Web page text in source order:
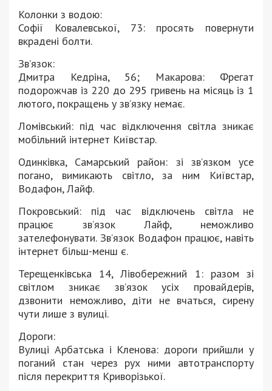
Колонки з водою:
Софії Ковалевської, 73: просять повернути
вкрадені болти.
Зв’язок:
Дмитра Кедріна, 56; Макарова: Фрегат
подорожчав із 220 до 295 гривень на місяць із 1
лютого, покращень у зв’язку немає.
Ломівський: під час відключення світла зникає
мобільний інтернет Київстар.
Одинківка, Самарський район: зі зв’язком усе
погано, вимикають світло, за ним Київстар,
Водафон, Лайф.
Покровський: під час відключень світла не
працює зв’язок Лайф, неможливо
зателефонувати. Зв’язок Водафон працює, навіть
інтернет більш-менш є.
Терещенківська 14, Лівобережний 1: разом зі
світлом зникає зв’язок усіх провайдерів,
дзвонити неможливо, діти не вчаться, сирену
чути лише з вулиці.
Дороги:
Вулиці Арбатська і Кленова: дороги прийшли у
поганий стан через рух ними автотранспорту
після перекриття Криворізької.